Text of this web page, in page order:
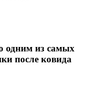
одним из самых
после ковида